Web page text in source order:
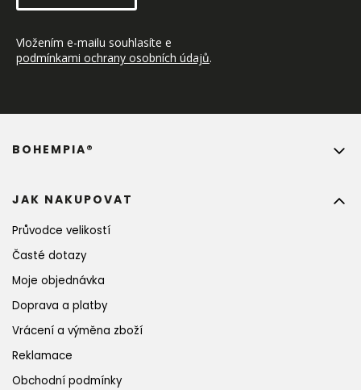
Vložením e-mailu souhlasíte e
podmínkami ochrany osobních údajů.
JAK NAKUPOVAT
Průvodce velikostí
Časté dotazy
Moje objednávka
Doprava a platby
Vrácení a výměna zboží
Reklamace
Obchodní podmínky
BOHEMPIA®